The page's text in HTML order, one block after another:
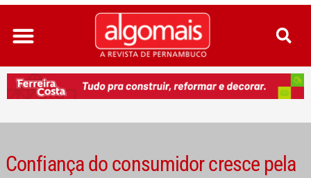
Ir
para
conteúdo
Confiança do consumidor cresce pela